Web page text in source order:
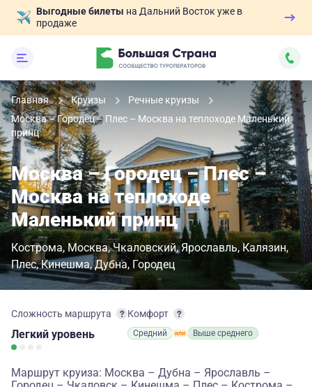
Выгодные билеты на Дальний Восток уже в
продаже
Главная Круизы
Речные круизы
Москва – Городец – Плес – Москва на теплоходе Маленький
принц
Москва – Городец – Плес –
Москва на теплоходе
Маленький принц
Кострома Москва Чкаловский Ярославль Калязин
Плес Кинешма Дубна Городец
Сложность маршрута
Легкий уровень
Комфорт
Средний Выше среднего
Маршрут круиза: Москва – Дубна – Ярославль –